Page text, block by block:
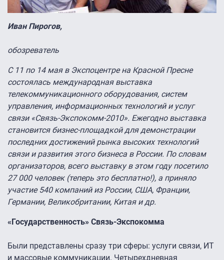
Иван Пирогов,
обозреватель
С 11 по 14 мая в Экспоцентре на Красной Пресне
состоялась международная выставка
телекоммуникационного оборудования, систем
управления, информационных технологий и услуг
связи «Связь-Экспокомм-2010». Ежегодно выставка
становится бизнес-площадкой для демонстрации
последних достижений рынка высоких технологий
связи и развития этого бизнеса в России. По словам
организаторов, всего выставку в этом году посетило
27 000 человек (теперь это бесплатно!), а приняло
участие 540 компаний из России, США, Франции,
Германии, Великобритании, Китая и др.
«Государственность» Связь-Экспокомма
Были представлены сразу три сферы: услуги связи, ИТ
и массовые коммуникации. Четырехдневная